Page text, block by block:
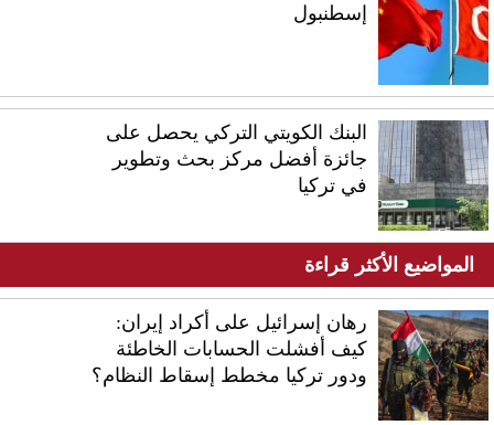
إسطنبول
البنك الكويتي التركي يحصل على
جائزة أفضل مركز بحث وتطوير
في تركيا
المواضيع الأكثر قراءة
رهان إسرائيل على أكراد إيران:
كيف أفشلت الحسابات الخاطئة
ودور تركيا مخطط إسقاط النظام؟